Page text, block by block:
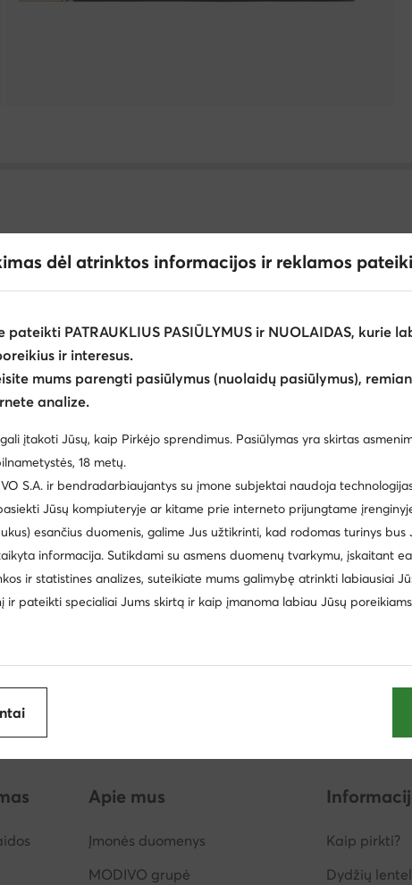
- Spalva: Smėlio Vyriški laikrodžiai Maserati
Reebok
Kepurės Lagaminai Šlepetės vyrams Calvin
Daniel Wellington
Billabong Lanetti
Batman Buffalo
Paw Patrol Morgan
Ara Lasocki Kids
Apie mus
Įmonės duomenys
MODIVO grupė
Kaip pirkti?
Dydžių
dėl atrinktos informacijos ir reklamos
pateikti PATRAUKLIUS PASIŪLYMUS ir NUOLAIDAS, kurie
ir interesus.
mums parengti pasiūlymus (nuolaidų pasiūlymus),
analize.
įtakoti Jūsų, kaip Pirkėjo sprendimus. Pasiūlymas yra skirtas
18 metų.
S.A. ir bendradarbiaujantys su įmone subjektai naudoja
Jūsų kompiuteryje ar kitame prie interneto prijungtame
esančius duomenis, galime Jus užtikrinti, kad rodomas turinys bus
informacija. Sutikdami su asmens duomenų tvarkymu, įskaitant
ir statistines analizes, suteikiate mums galimybę atrinkti labiausiai
ir pateikti specialiai Jums skirtą ir kaip įmanoma labiau Jūsų